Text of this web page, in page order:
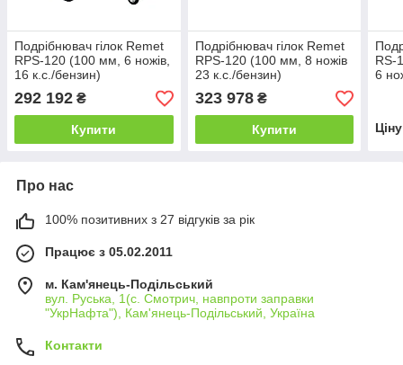
Подрібнювач гілок Remet
RPS-120 (100 мм, 6 ножів,
16 к.с./бензин)
292 192 ₴
Купити
Подрібнювач гілок Remet
RPS-120 (100 мм, 8 ножів
23 к.с./бензин)
323 978₴
Купити
RS-
6
Про нас
100% позитивних з 27 відгуків за рік
Працює з 05.02.2011
м. Кам'янець-Подільський
вул. Руська, 1(с. Смотрич, навпроти заправки
"УкрНафта"), Кам'янець-Подільський, Україна
Контакти